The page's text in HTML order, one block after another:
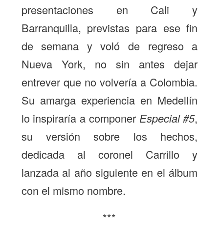
presentaciones en Cali y
Barranquilla, previstas para ese fin
de semana y voló de regreso a
Nueva York, no sin antes dejar
entrever que no volvería a Colombia.
Su amarga experiencia en Medellín
lo inspiraría a componer Especial #5,
su versión sobre los hechos,
dedicada al coronel Carrillo y
lanzada al año siguiente en el álbum
con el mismo nombre.
***